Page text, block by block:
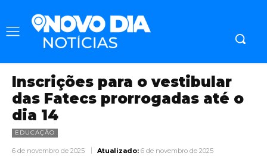
Inscrições para o vestibular
das Fatecs prorrogadas até o
dia 14
EDUCAÇÃO
6 de novembro de 2025 Atualizado: 6 de novembro de 2025